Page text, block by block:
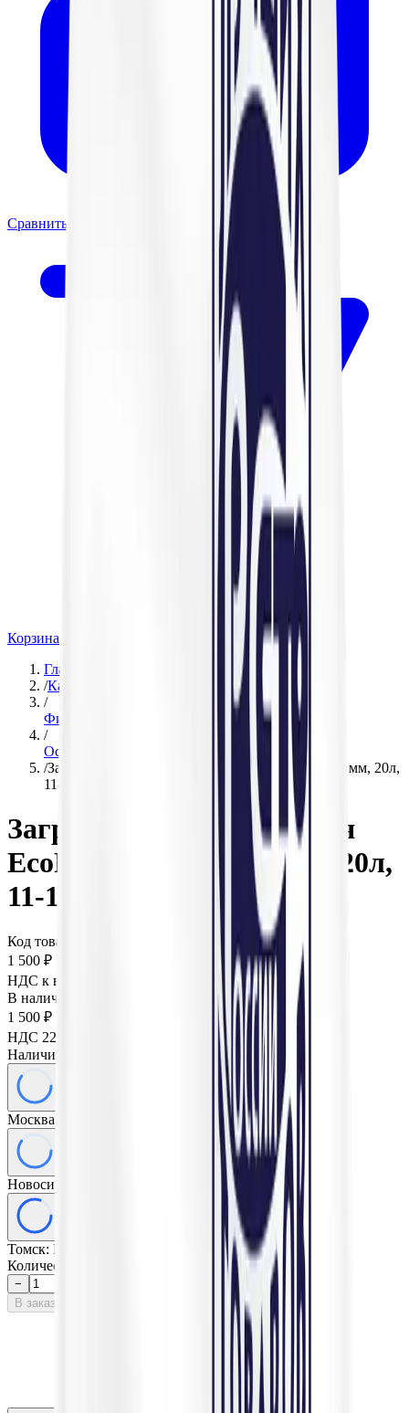
Сравнить
Корзина
Главная
/Каталог
/
Фильтрующие материалы и Реагенты
/
Осветление и обезжелезивание
/Загрузка обезжелезивания EcoFerox (фр. 0,7-1,5 мм, 20л,
11-13 кг)
Загрузка обезжелезивания
EcoFerox (фр. 0,7-1,5 мм, 20л,
11-13 кг)
Код товара:
1 500 ₽
НДС к вычету:
В наличии
1 500 ₽
НДС 22% к вычету:
Наличие товара:
Москва
Новосибирск
Томск: Много
Количество:
−
В заказ